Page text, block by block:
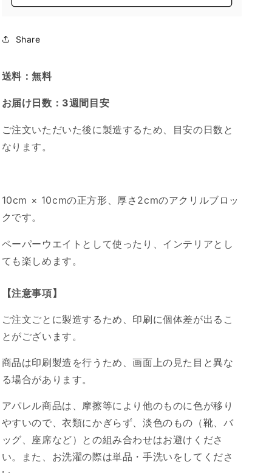
を
ら
を
Share
送料：無料
お届け日数：3週間目安
ご注文いただいた後に製造するため、目安の日数と
なります。
10cm × 10cmの正方形、厚さ2cmのアクリルブロッ
クです。
ペーパーウエイトとして使ったり、インテリアとし
ても楽しめます。
【注意事項】
ご注文ごとに製造するため、印刷に個体差が出るこ
とがございます。
商品は印刷製造を行うため、画面上の見た目と異な
る場合があります。
アパレル商品は、摩擦等により他のものに色が移り
やすいので、衣類にかぎらず、淡色のもの（靴、バ
ッグ、座席など）との組み合わせはお避けくださ
い。また、お洗濯の際は単品・手洗いをしてくださ